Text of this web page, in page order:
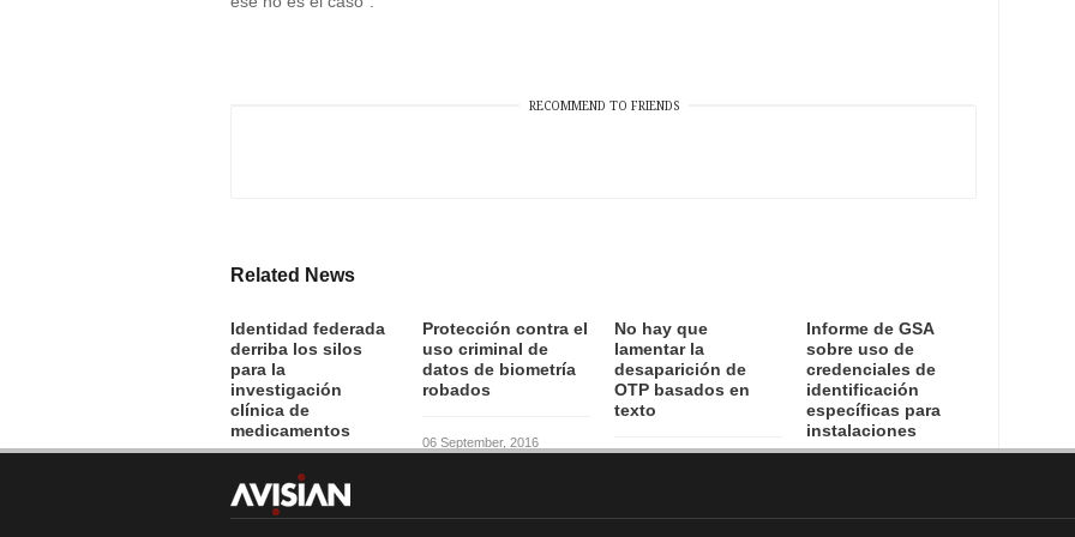
RECOMMEND TO FRIENDS
Related News
Identidad federada
derriba los silos
para la
investigación
clínica de
medicamentos
07 September, 2016
Protección contra el
uso criminal de
datos de biometría
robados
06 September, 2016
No hay que
lamentar la
desaparición de
OTP basados en
texto
Informe de GSA
sobre uso de
credenciales de
identificación
específicas para
instalaciones